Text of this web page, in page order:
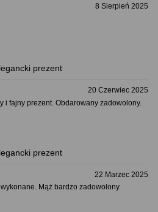
8 Sierpień 2025
prezent
20 Czerwiec 2025
i fajny prezent. Obdarowany zadowolony.
prezent
22 Marzec 2025
Mąż bardzo zadowolony